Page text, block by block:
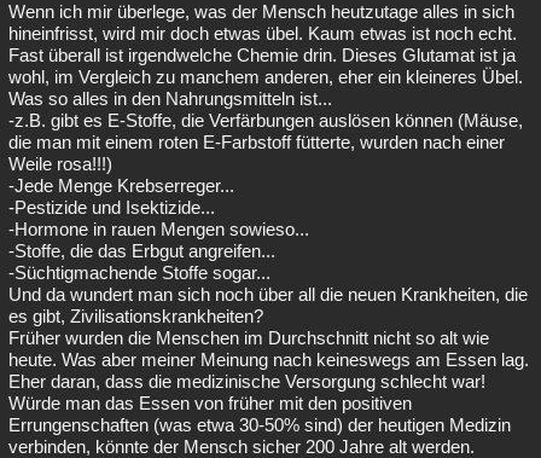
Wenn ich mir überlege, was der Mensch heutzutage alles in sich
hineinfrisst, wird mir doch etwas übel. Kaum etwas ist noch echt.
Fast überall ist irgendwelche Chemie drin. Dieses Glutamat ist ja
wohl, im Vergleich zu manchem anderen, eher ein kleineres Übel.
Was so alles in den Nahrungsmitteln ist...
-z.B. gibt es E-Stoffe, die Verfärbungen auslösen können (Mäuse,
die man mit einem roten E-Farbstoff fütterte, wurden nach einer
Weile rosa!!!)
-Jede Menge Krebserreger...
-Pestizide und Isektizide...
-Hormone in rauen Mengen sowieso...
-Stoffe, die das Erbgut angreifen...
-Süchtigmachende Stoffe sogar...
Und da wundert man sich noch über all die neuen Krankheiten, die
es gibt, Zivilisationskrankheiten?
Früher wurden die Menschen im Durchschnitt nicht so alt wie
heute. Was aber meiner Meinung nach keineswegs am Essen lag.
Eher daran, dass die medizinische Versorgung schlecht war!
Würde man das Essen von früher mit den positiven
Errungenschaften (was etwa 30-50% sind) der heutigen Medizin
verbinden, könnte der Mensch sicher 200 Jahre alt werden.